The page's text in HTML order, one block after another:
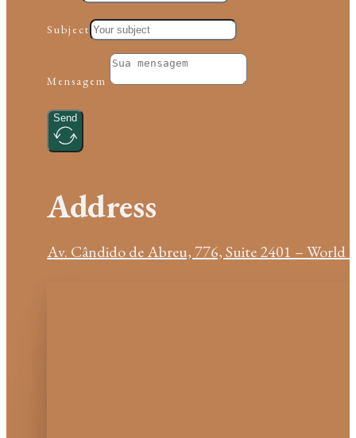
Subject
Mensagem
Send
Address
Av. Cândido de Abreu, 776, Suite 2401 –